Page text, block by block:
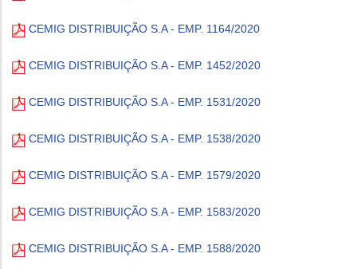
CEMIG DISTRIBUIÇÃO S.A - EMP. 1164/2020
CEMIG DISTRIBUIÇÃO S.A - EMP. 1452/2020
CEMIG DISTRIBUIÇÃO S.A - EMP. 1531/2020
CEMIG DISTRIBUIÇÃO S.A - EMP. 1538/2020
CEMIG DISTRIBUIÇÃO S.A - EMP. 1579/2020
CEMIG DISTRIBUIÇÃO S.A - EMP. 1583/2020
CEMIG DISTRIBUIÇÃO S.A - EMP. 1588/2020